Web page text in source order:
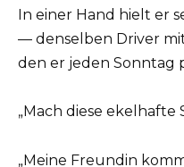
In einer Hand hielt er
— denselben Driver
den er jeden Sonntag
„Mach diese ekelhafte
„Meine Freundin